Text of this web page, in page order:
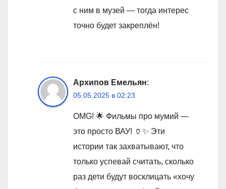
с ним в музей — тогда интерес
точно будет закреплён!
Архипов Емельян:
05.05.2025 в 02:23
OMG! 🌟 Фильмы про мумий —
это просто ВАУ! 🏺✨ Эти
истории так захватывают, что
только успевай считать, сколько
раз дети будут восклицать «хочу